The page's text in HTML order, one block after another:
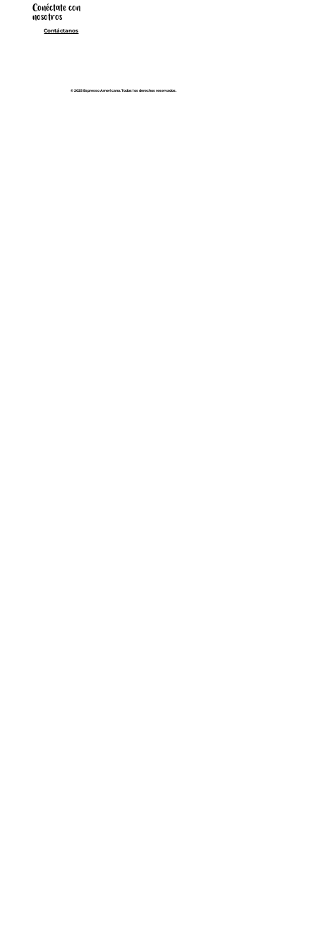
Conéctate con
nosotros
Contáctanos
© 2025 Espresso Americano. Todos los derechos reservados.